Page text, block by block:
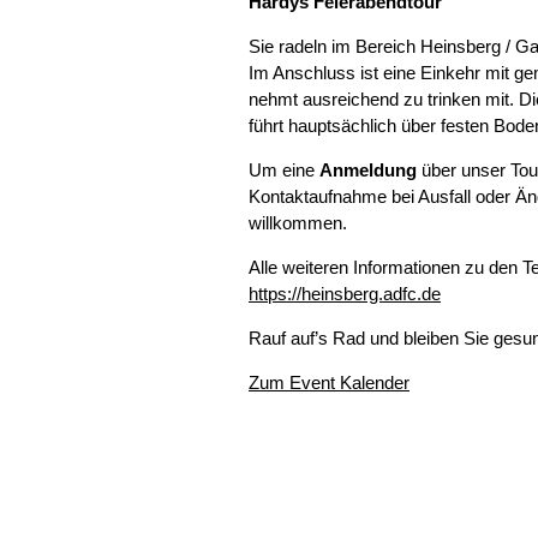
Sie radeln im Bereich Heinsberg /
Im Anschluss ist eine Einkehr mit
nehmt ausreichend zu trinken mit.
führt hauptsächlich über festen
Um eine Anmeldung über unser
Kontaktaufnahme bei Ausfall oder
willkommen.
Alle weiteren Informationen zu den
https://heinsberg.adfc.de
Rauf auf’s Rad und bleiben Sie
Zum Event Kalender